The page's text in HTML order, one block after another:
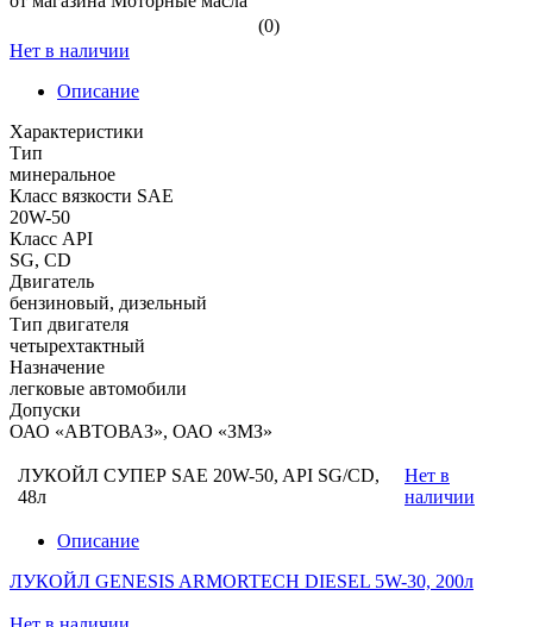
(0)
Нет в наличии
Описание
Характеристики
Тип
минеральное
Класс вязкости SAE
20W-50
Класс API
SG, CD
Двигатель
бензиновый, дизельный
Тип двигателя
четырехтактный
Назначение
легковые автомобили
Допуски
ОАО «АВТОВАЗ», ОАО «ЗМЗ»
ЛУКОЙЛ СУПЕР SAE 20W-50, API SG/CD,
48л
Нет в
наличии
Описание
ЛУКОЙЛ GENESIS ARMORTECH DIESEL 5W-30, 200л